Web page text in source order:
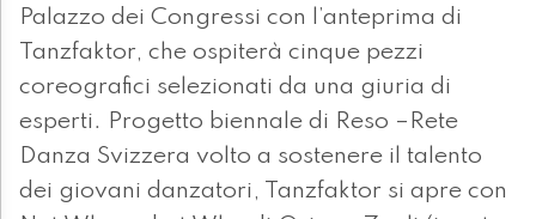
Palazzo dei Congressi con l’anteprima di
Tanzfaktor, che ospiterà cinque pezzi
coreografici selezionati da una giuria di
esperti. Progetto biennale di Reso –Rete
Danza Svizzera volto a sostenere il talento
dei giovani danzatori, Tanzfaktor si apre con